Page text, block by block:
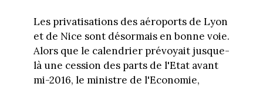
Les privatisations des aéroports de Lyon
et de Nice sont désormais en bonne voie.
Alors que le calendrier prévoyait jusque-
là une cession des parts de l'Etat avant
mi-2016, le ministre de l'Economie,